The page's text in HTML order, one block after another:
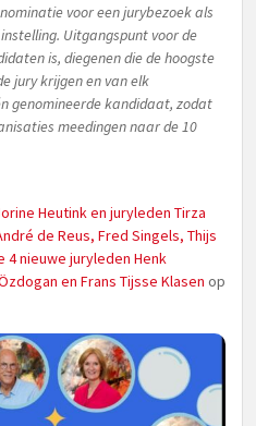
voor een jurybezoek als
Uitgangspunt voor de
is, diegenen die de hoogste
jury krijgen en van elk
genomineerde kandidaat, zodat
meedingen naar de 10
Heutink en juryleden Tirza
de Reus, Fred Singels, Thijs
4 nieuwe juryleden Henk
en Frans Tijsse Klasen op